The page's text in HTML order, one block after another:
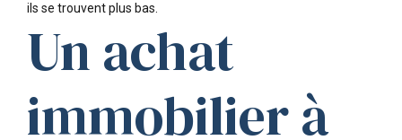
ils se trouvent plus bas.
Un achat
immobilier à